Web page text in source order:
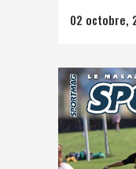
02 octobre,